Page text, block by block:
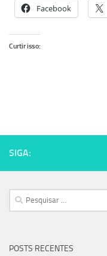
Facebook
Curtir isso:
SIGA:
Pesquisar
por:
POSTS RECENTES